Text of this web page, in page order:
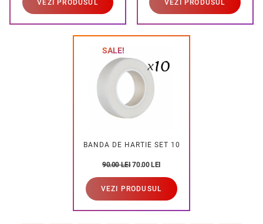
VEZI PRODUSUL VEZI PRODUSUL
SALE!
BANDA DE HARTIE SET 10
90.00LEI70.00LEI
VEZI PRODUSUL